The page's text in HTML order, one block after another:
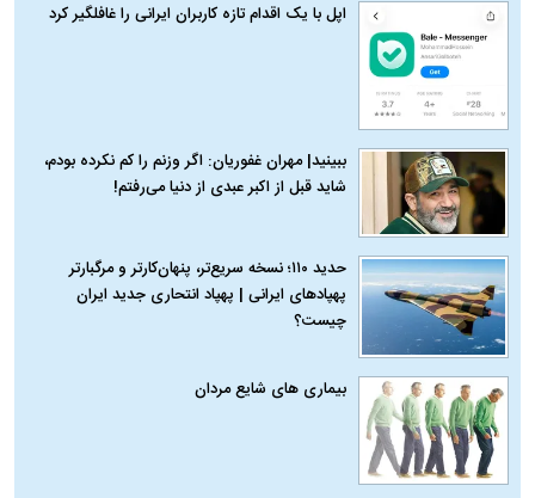
اپل با یک اقدام تازه کاربران ایرانی را غافلگیر کرد
ببینید| مهران غفوریان: اگر وزنم را کم نکرده بودم،
شاید قبل از اکبر عبدی از دنیا می‌رفتم!
حدید ۱۱۰؛ نسخه سریع‌تر، پنهان‌کارتر و مرگبارتر
پهپادهای ایرانی | پهپاد انتحاری جدید ایران
چیست؟
بیماری‌ های شایع مردان